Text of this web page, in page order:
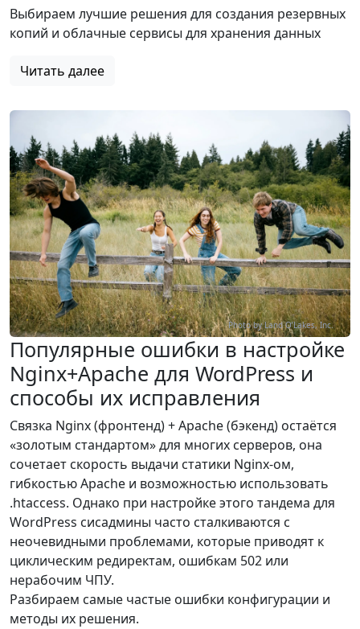
Выбираем лучшие решения для создания резервных
копий и облачные сервисы для хранения данных
Читать далее
Photo by Land O’Lakes, Inc.
Популярные ошибки в настройке
Nginx+Apache для WordPress и
способы их исправления
Связка Nginx (фронтенд) + Apache (бэкенд) остаётся
«золотым стандартом» для многих серверов, она
сочетает скорость выдачи статики Nginx-ом,
гибкостью Apache и возможностью использовать
.htaccess. Однако при настройке этого тандема для
WordPress сисадмины часто сталкиваются с
неочевидными проблемами, которые приводят к
циклическим редиректам, ошибкам 502 или
нерабочим ЧПУ.
Разбираем самые частые ошибки конфигурации и
методы их решения.